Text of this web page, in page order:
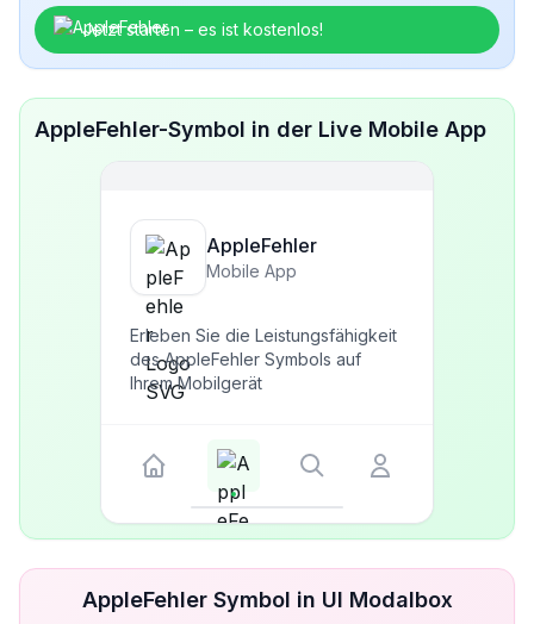
Jetzt starten – es ist kostenlos!
AppleFehler-Symbol in der Live Mobile App
AppleFehler
Mobile App
Erleben Sie die Leistungsfähigkeit
des AppleFehler Symbols auf
Ihrem Mobilgerät
AppleFehler Symbol in UI Modalbox